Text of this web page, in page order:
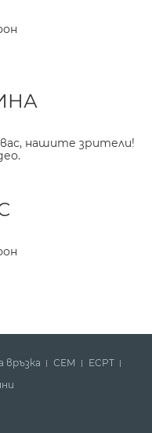
нашите зрители!
връзка СЕМ
ECPT